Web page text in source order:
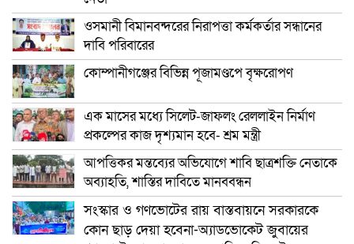
ওসমানী বিমানবন্দরের নিরাপত্তা কর্মকর্তার সন্ধানের
দাবি পরিবারের
কোম্পানীগঞ্জের বিভিন্ন পূজামণ্ডপে বৃক্ষরোপণ
এক মাসের মধ্যে সিলেট-জাফলং রেললাইন নির্মাণ
প্রকল্পের কাজ দৃশ্যমান হবে- শ্রম মন্ত্রী
আপত্তিকর মন্তব্যের অভিযোগে শাবি ছাত্রশক্তি নেতাকে
অব্যাহতি, শাস্তির দাবিতে মানববন্ধন
সংস্কার ও গণভোটের রায় বাস্তবায়নে সরকারকে
কোন ছাড় দেয়া হবেনা-অ্যাডভোকেট জুবায়ের